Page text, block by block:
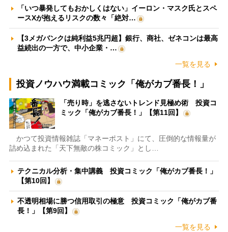
「いつ暴発してもおかしくはない」イーロン・マスク氏とスペ
ースXが抱えるリスクの数々「絶対…
【3メガバンクは純利益5兆円超】銀行、商社、ゼネコンは最高
益続出の一方で、中小企業・…
一覧を見る
投資ノウハウ満載コミック「俺がカブ番長！」
「売り時」を逃さないトレンド見極め術 投資コ
ミック「俺がカブ番長！」【第11回】
かつて投資情報雑誌「マネーポスト」にて、圧倒的な情報量が
詰め込まれた「天下無敵の株コミック」とし…
テクニカル分析・集中講義 投資コミック「俺がカブ番長！」
【第10回】
不透明相場に勝つ信用取引の極意 投資コミック「俺がカブ番
長！」【第9回】
一覧を見る